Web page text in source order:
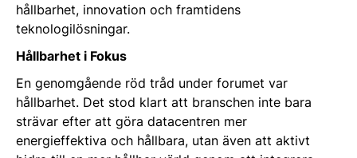
hållbarhet, innovation och framtidens
teknologilösningar.
Hållbarhet i Fokus
En genomgående röd tråd under forumet var
hållbarhet. Det stod klart att branschen inte bara
strävar efter att göra datacentren mer
energieffektiva och hållbara, utan även att aktivt